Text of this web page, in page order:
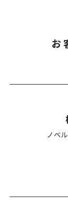
お
ノベ